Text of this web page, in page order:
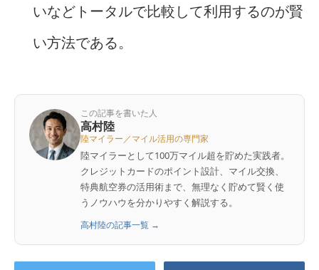
いなどトータルで比較して利用するのが賢
い方法である。
この記事を書いた人
高村陸
陸マイラー／マイル活用の専門家
陸マイラーとして100万マイル超を貯めた実践者。
クレジットカードのポイント設計、マイル交換、
特典航空券の活用術まで、無理なく貯めて賢く使
うノウハウを分かりやすく解説する。
高村陸の記事一覧 →